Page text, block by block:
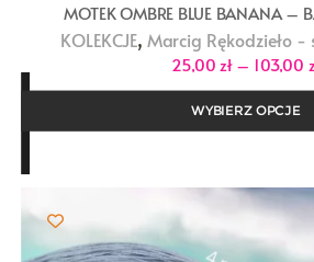
MOTEK OMBRE BLUE BANANA –
KOLEKCJE, Marcig Rękodzieło -
25,00 zł – 103,00
WYBIERZ OPCJE